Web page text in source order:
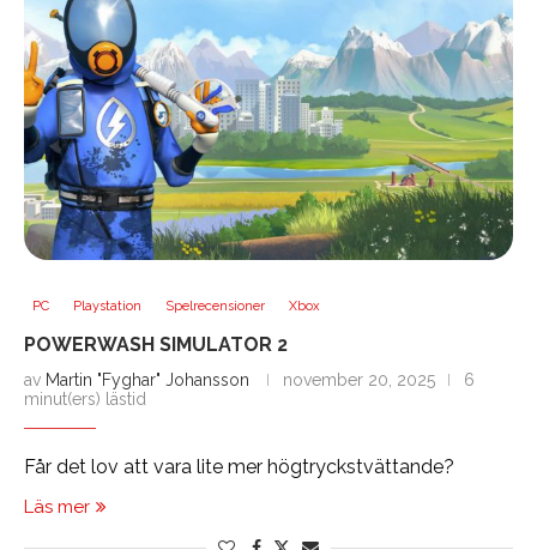
PC Playstation Spelrecensioner Xbox
POWERWASH SIMULATOR 2
av Martin "Fyghar" Johansson november 20, 2025
6
minut(ers) lästid
Får det lov att vara lite mer högtryckstvättande?
Läs mer